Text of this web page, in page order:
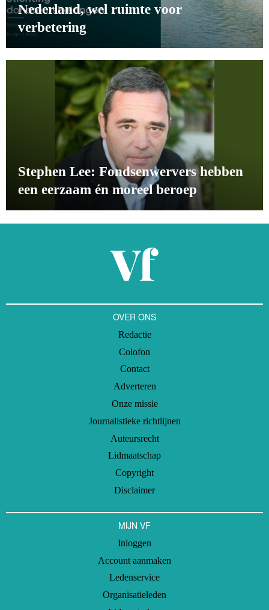
Nederland, wel ruimte voor
verbetering
Stephen Lee: Fondsenwervers hebben
een eerzaam én moreel beroep
OVER ONS
Redactie
Colofon
Contact
Adverteren
Onze missie
Journalistieke richtlijnen
Auteursrecht
Lidmaatschap
Copyright
Disclaimer
MIJN VF
Inloggen
Account aanmaken
Ledenservice
Organisatieleden